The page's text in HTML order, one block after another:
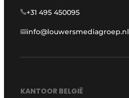
+31 495 450095
info@louwersmediagroep.nl
KANTOOR BELGIË